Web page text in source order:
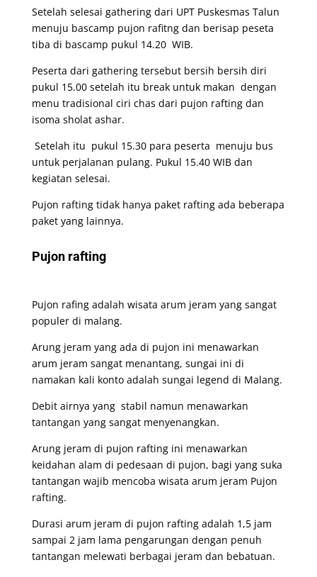
Setelah selesai gathering dari UPT Puskesmas Talun
menuju bascamp pujon rafitng dan berisap peseta
tiba di bascamp pukul 14.20 WIB.
Peserta dari gathering tersebut bersih bersih diri
pukul 15.00 setelah itu break untuk makan dengan
menu tradisional ciri chas dari pujon rafting dan
isoma sholat ashar.
Setelah itu pukul 15.30 para peserta menuju bus
untuk perjalanan pulang. Pukul 15.40 WIB dan
kegiatan selesai.
Pujon rafting tidak hanya paket rafting ada beberapa
paket yang lainnya.
Pujon rafting
Pujon rafing adalah wisata arum jeram yang sangat
populer di malang.
Arung jeram yang ada di pujon ini menawarkan
arum jeram sangat menantang, sungai ini di
namakan kali konto adalah sungai legend di Malang.
Debit airnya yang stabil namun menawarkan
tantangan yang sangat menyenangkan.
Arung jeram di pujon rafting ini menawarkan
keidahan alam di pedesaan di pujon, bagi yang suka
tantangan wajib mencoba wisata arum jeram Pujon
rafting.
Durasi arum jeram di pujon rafting adalah 1,5 jam
sampai 2 jam lama pengarungan dengan penuh
tantangan melewati berbagai jeram dan bebatuan.